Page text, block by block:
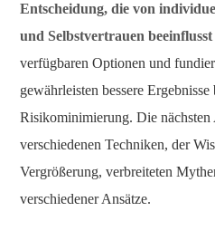
Entscheidung, die von
und Selbstvertrauen
verfügbaren Optionen und
gewährleisten bessere
Risikominimierung. Die nächsten
verschiedenen Techniken, der
Vergrößerung, verbreiteten
verschiedener Ansätze.